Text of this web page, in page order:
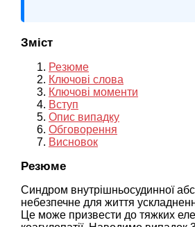
Зміст
Резюме
Ключові слова
Ключові моменти
Вступ
Опис випадку
Обговорення
Висновок
Резюме
Синдром внутрішньосудинної
небезпечне для життя
Це може призвести до тяжких